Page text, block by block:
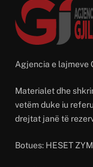
Agjencia e lajmeve
Materialet dhe
vetëm duke iu
drejtat janë të
Botues: HESET